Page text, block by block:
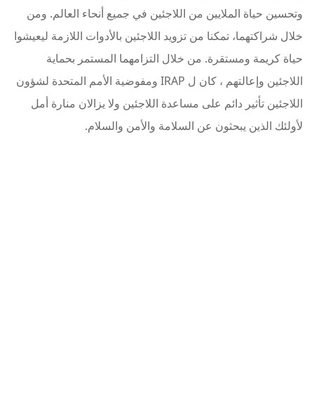
وتحسين حياة الملايين من اللاجئين في جميع أنحاء العالم. ومن
خلال شراكتهما، تمكنا من تزويد اللاجئين بالأدوات اللازمة ليعيشوا
حياة كريمة ومستقرة. من خلال التزامهما المستمر بحماية
اللاجئين وإعالتهم ، كان ل IRAP ومفوضية الأمم المتحدة لشؤون
اللاجئين تأثير دائم على مساعدة اللاجئين ولا يزالان منارة أمل
لأولئك الذين يبحثون عن السلامة والأمن والسلام.